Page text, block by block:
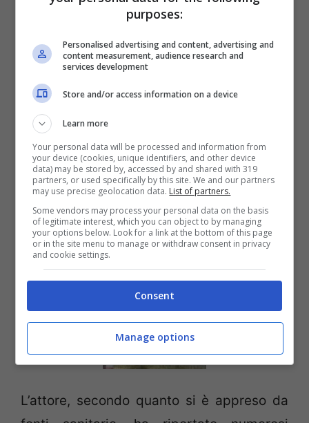
quota di 1.500-2.000 metri. Taricone ha
lasciato per ultimo il velivolo e – secondo
quanto riferito da Sbarzella – il suo
paracadute si è aperto regolarmente. A
circa 50 metri da terra doveva quindi
eseguire una manovra di frenata ma –
sempre in base alla ricostruzione del
presidente dell’aviosuperficie – l’ha
ritardata finendo a terra a una velocità
superiore a quella prevista.
L’attore, secondo quanto si è appreso da
purposes:
Personalised advertising and content, advertising and
content measurement, audience research and
services development
Store and/or access information on a device
Learn more
Your personal data will be processed and information from
your device (cookies, unique identifiers, and other device
data) may be stored by, accessed by and shared with 319
partners, or used specifically by this site. We and our partners
may use precise geolocation data. List of partners.
Some vendors may process your personal data on the basis
of legitimate interest, which you can object to by managing
your options below. Look for a link at the bottom of this page
or in the site menu to manage or withdraw consent in privacy
and cookie settings.
Consent
Manage options